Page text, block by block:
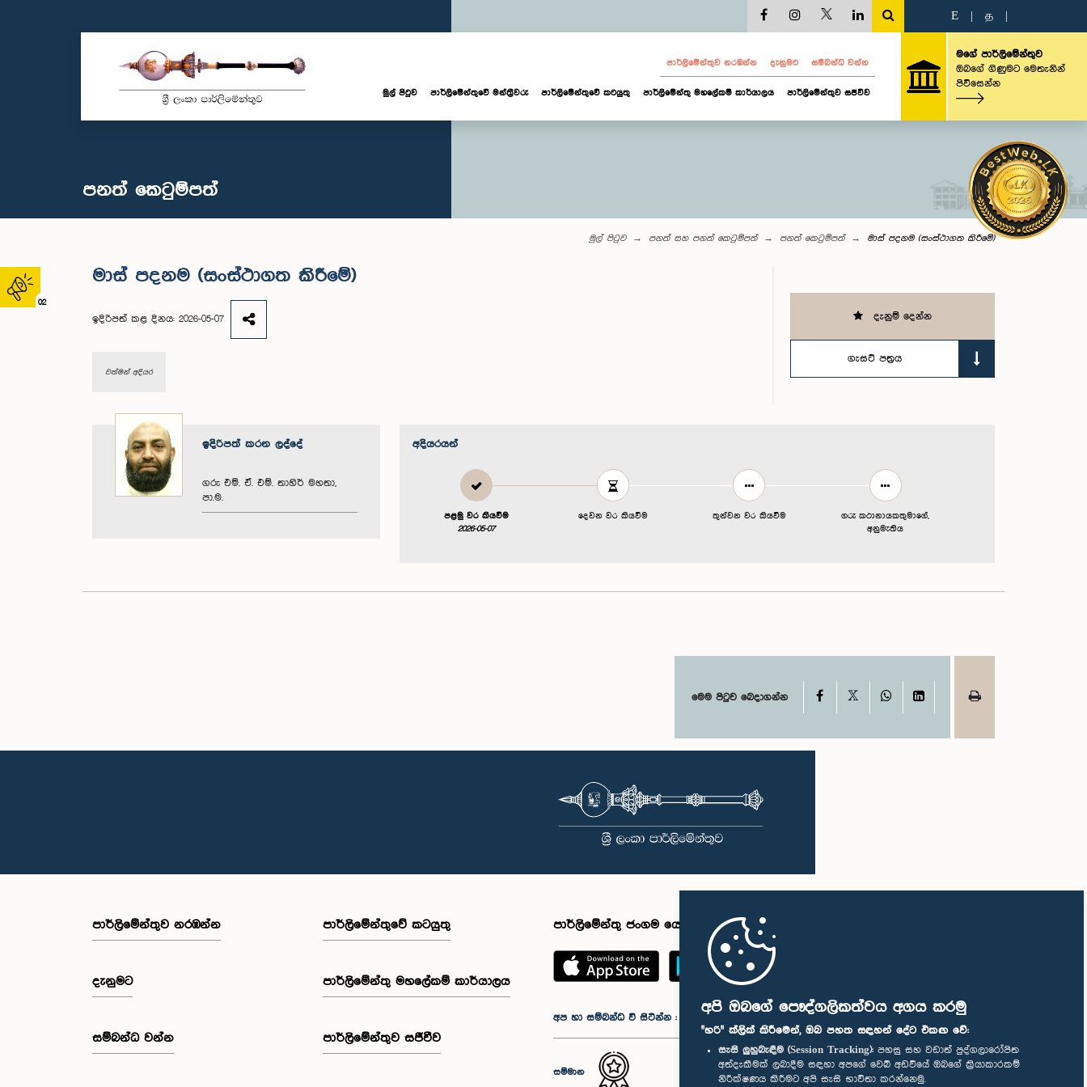
අපි ඔබගේ පෞද්ගලිකත්වය අගය කරමු
"හරි" ක්ලික් කිරීමෙන්, ඔබ පහත සඳහන් දේට එකඟ වේ:
සැසි ලුහුබැඳීම (Session Tracking): පහසු සහ වඩාත් පුද්ගලාරෝපිත
අත්දැකීමක් ලබාදීම සඳහා අපගේ වෙබ් අඩවියේ ඔබගේ ක්‍රියාකාරකම්
නිරීක්ෂණය කිරීමට අපි සැසි භාවිතා කරන්නෙමු.
02
E த
පාර්ලි‌මේන්තුව නරඹන්න දැනුමට සම්බන්ධ වන්න
මුල් පිටුව පාර්ලි‌මේන්තුවේ මන්ත්‍රීවරු පාර්ලිමේන්තුවේ කටයුතු පාර්ලිමේන්තු මහලේකම් කාර්යාලය පාර්ලිමේන්තුව සජීවීව
මගේ පාර්ලිමේන්තුව
ඔබගේ ගිණුමට මෙතැනින්
පිවිසෙන්න
පනත් කෙටුම්පත්
මුල් පිටුව පනත් සහ පනත් කෙටුම්පත් පනත් කෙටුම්පත් මාස් පදනම (සංස්ථාගත කිරීමේ)
මාස් පදනම (සංස්ථාගත කිරීමේ)
ඉදිරිපත් කළ දිනය: 2026-05-07
වත්මන් අදියර
දැනුම් දෙන්න
ගැසට් පත්‍රය
ඉදිරිපත් කරන ලද්දේ
ගරු එම්. ඒ. එම්. තාහිර් මහතා,
පා.ම.
අදියරයන්
පළමු වර කියවීම
2026-05-07
දෙවන වර කියවීම තුන්වන වර කියවීම
ගරු කථානායකතුමාගේ,
අනුමැතිය
මෙම පිටුව බෙදාගන්න Facebook WhatsAppLinkedIn
පාර්ලි‌මේන්තුව නරඹන්න
දැනුමට
සම්බන්ධ වන්න
පාර්ලිමේන්තුවේ කටයුතු
පාර්ලිමේන්තු මහලේකම් කාර්යාලය
පාර්ලිමේන්තුව සජීවීව
පාර්ලිමේන්තු ජංගම යෙදුම
අප හා සම්බන්ධ වී සිටින්න :
සම්මාන